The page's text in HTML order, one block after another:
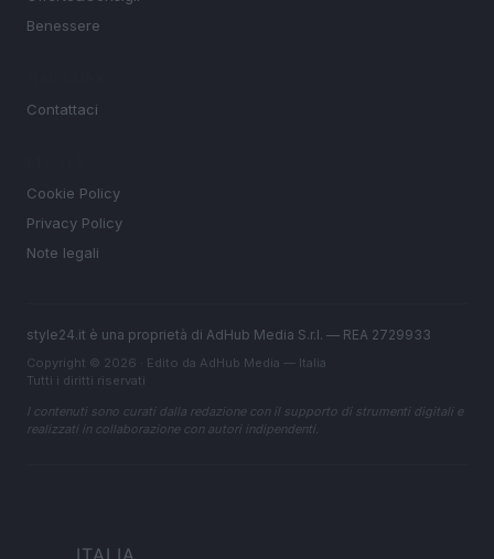
Benessere
Contattaci
Cookie Policy
Privacy Policy
Note legali
style24.it è una proprietà di AdHub Media S.r.l. — REA 2729933
Copyright © 2026 · Edito da AdHub Media — Italia
Tutti i diritti riservati
I contenuti sono curati dalla redazione con il supporto di strumenti digitali e
realizzati in collaborazione con autori indipendenti.